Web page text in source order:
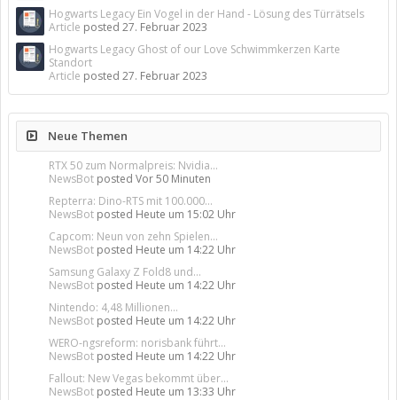
Hogwarts Legacy Ein Vogel in der Hand - Lösung des Türrätsels
Article posted 27. Februar 2023
Hogwarts Legacy Ghost of our Love Schwimmkerzen Karte
Standort
Article posted 27. Februar 2023
Neue Themen
RTX 50 zum Normalpreis: Nvidia...
NewsBot posted Vor 50 Minuten
Repterra: Dino-RTS mit 100.000...
NewsBot posted Heute um 15:02 Uhr
Capcom: Neun von zehn Spielen...
NewsBot posted Heute um 14:22 Uhr
Samsung Galaxy Z Fold8 und...
NewsBot posted Heute um 14:22 Uhr
Nintendo: 4,48 Millionen...
NewsBot posted Heute um 14:22 Uhr
WERO-ngsreform: norisbank führt...
NewsBot posted Heute um 14:22 Uhr
Fallout: New Vegas bekommt über...
NewsBot posted Heute um 13:33 Uhr